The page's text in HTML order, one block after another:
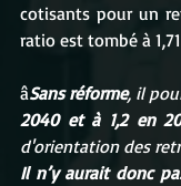
cotisants pour un
ratio est tombé à
âSans réforme, il
2040 et à 1,2 en
d'orientation des
Il n’y aurait donc